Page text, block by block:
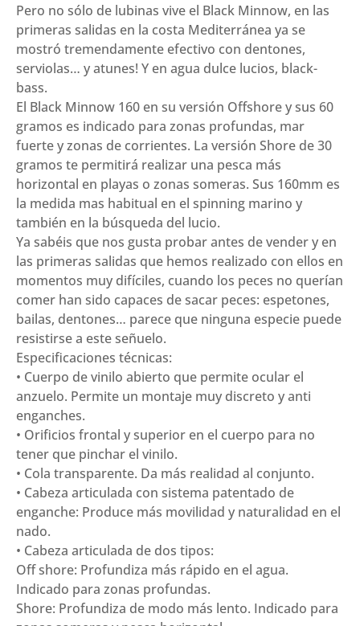
Pero no sólo de lubinas vive el Black Minnow, en las
primeras salidas en la costa Mediterránea ya se
mostró tremendamente efectivo con dentones,
serviolas… y atunes! Y en agua dulce lucios, black-
bass.
El Black Minnow 160 en su versión Offshore y sus 60
gramos es indicado para zonas profundas, mar
fuerte y zonas de corrientes. La versión Shore de 30
gramos te permitirá realizar una pesca más
horizontal en playas o zonas someras. Sus 160mm es
la medida mas habitual en el spinning marino y
también en la búsqueda del lucio.
Ya sabéis que nos gusta probar antes de vender y en
las primeras salidas que hemos realizado con ellos en
momentos muy difíciles, cuando los peces no querían
comer han sido capaces de sacar peces: espetones,
bailas, dentones… parece que ninguna especie puede
resistirse a este señuelo.
Especificaciones técnicas:
• Cuerpo de vinilo abierto que permite ocular el
anzuelo. Permite un montaje muy discreto y anti
enganches.
• Orificios frontal y superior en el cuerpo para no
tener que pinchar el vinilo.
• Cola transparente. Da más realidad al conjunto.
• Cabeza articulada con sistema patentado de
enganche: Produce más movilidad y naturalidad en el
nado.
• Cabeza articulada de dos tipos:
Off shore: Profundiza más rápido en el agua.
Indicado para zonas profundas.
Shore: Profundiza de modo más lento. Indicado para